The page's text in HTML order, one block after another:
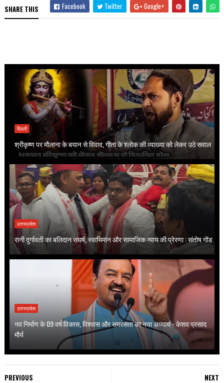
SHARE THIS Facebook Twitter Google+
दिल्ली
श्रीकृष्ण पर मौलाना के बयान से विवाद, गीता के श्लोक की व्याख्या को लेकर उठे सवाल
उत्तरप्रदेश
रानी दुर्गावती का बलिदान संघर्ष, स्वाभिमान और सामाजिक न्याय की प्रेरणा : संतोष गोंड
उत्तरप्रदेश
नव निर्माण के 09 वर्ष:विकास, विश्वास और समरसता का नया अध्याय - केशव प्रसाद
मौर्य
NEXT
PREVIOUS